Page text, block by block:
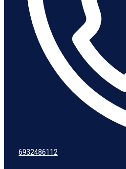
6932486112